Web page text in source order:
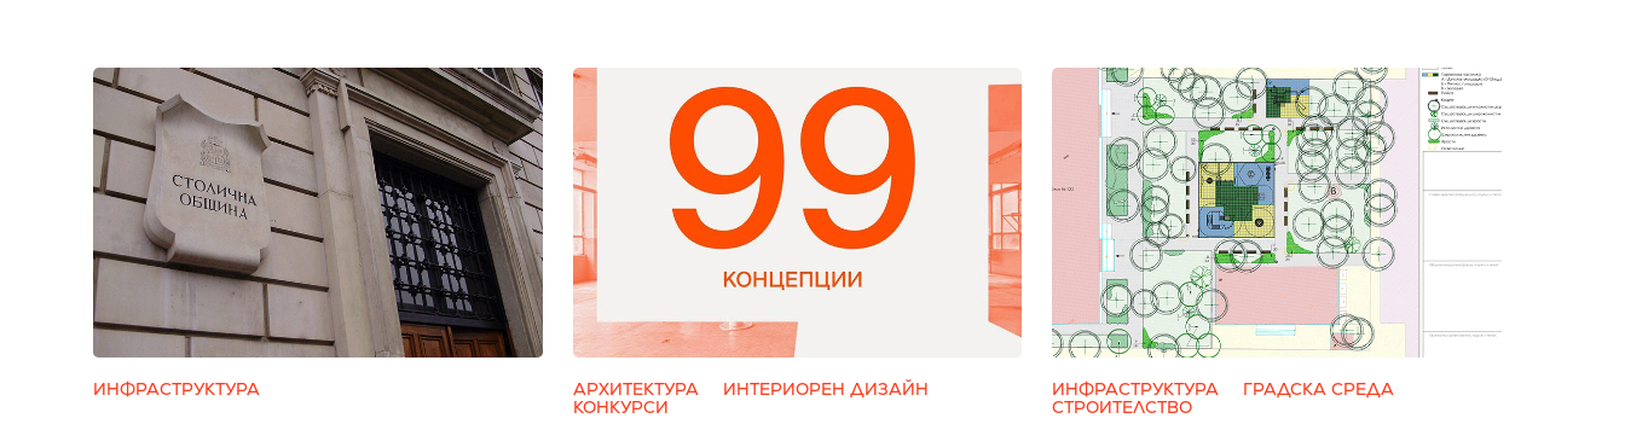
ИНФРАСТРУКТУРА АРХИТЕКТУРА
ИНТЕРИОРЕН ДИЗАЙН
КОНКУРСИ
ИНФРАСТРУКТУРА
ГРАДСКА СРЕДА
СТРОИТЕЛСТВО